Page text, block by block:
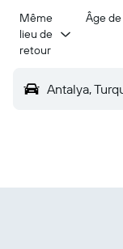
Même
lieu de
retour
Âge
Antalya,